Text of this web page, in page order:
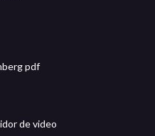
pdf
de video